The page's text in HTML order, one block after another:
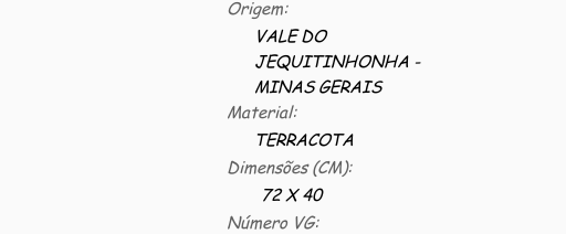
Origem:
VALE DO
JEQUITINHONHA -
MINAS GERAIS
Material:
TERRACOTA
Dimensões (CM):
72 X 40
Número VG: